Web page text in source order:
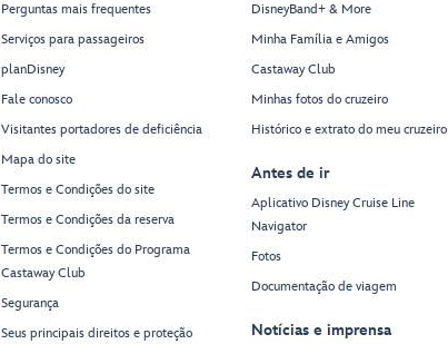
Perguntas mais frequentes
Serviços para passageiros
planDisney
Fale conosco
Visitantes portadores de deficiência
Mapa do site
Termos e Condições do site
Termos e Condições da reserva
Termos e Condições do Programa
Castaway Club
Segurança
Seus principais direitos e proteção
DisneyBand+ & More
Minha Família e Amigos
Castaway Club
Minhas fotos do cruzeiro
Histórico e extrato do meu cruzeiro
Antes de ir
Aplicativo Disney Cruise Line
Navigator
Fotos
Documentação de viagem
Notícias e imprensa